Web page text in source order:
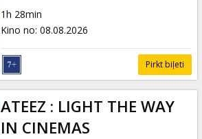
1h 28min
Kino no: 08.08.2026
Pirkt biļeti
ATEEZ : LIGHT THE WAY
IN CINEMAS